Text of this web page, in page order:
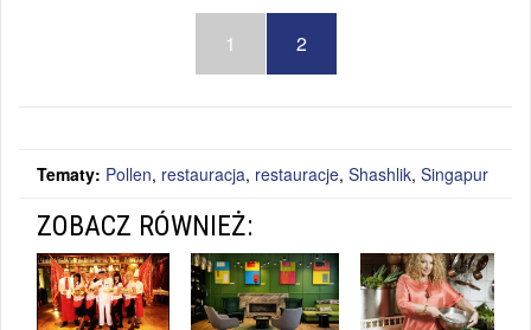
1 2
Tematy: Pollen, restauracja, restauracje, Shashlik, Singapur
ZOBACZ RÓWNIEŻ: